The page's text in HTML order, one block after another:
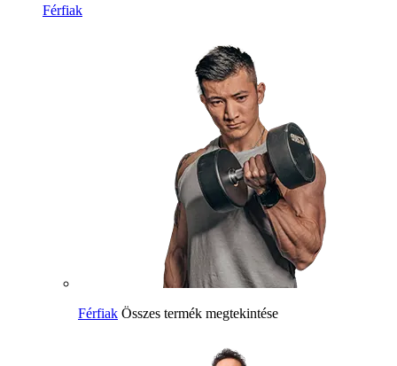
Férfiak
Férfiak Összes termék megtekintése